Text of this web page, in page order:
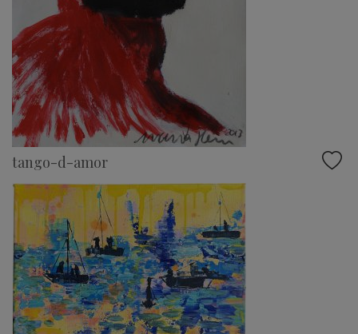
tango-d-amor